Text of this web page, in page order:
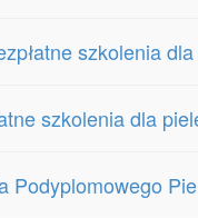
szkolenia
szkolenia dla
Podyplomowego